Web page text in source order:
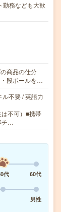
勤務なども大歓
商品の仕分
段ボールを…
不要 / 英語力
不可）■携帯
チ…
代
60代
男性